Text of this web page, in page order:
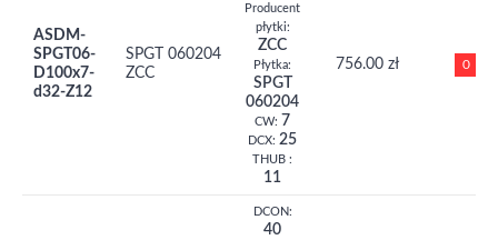
ASDM-
SPGT06-
D100x7-
d32-Z12
SPGT 060204
ZCC
Producent
płytki:
ZCC
Płytka:
SPGT
060204
CW: 7
DCX: 25
THUB :
11
756.00 zł 0
DCON:
40